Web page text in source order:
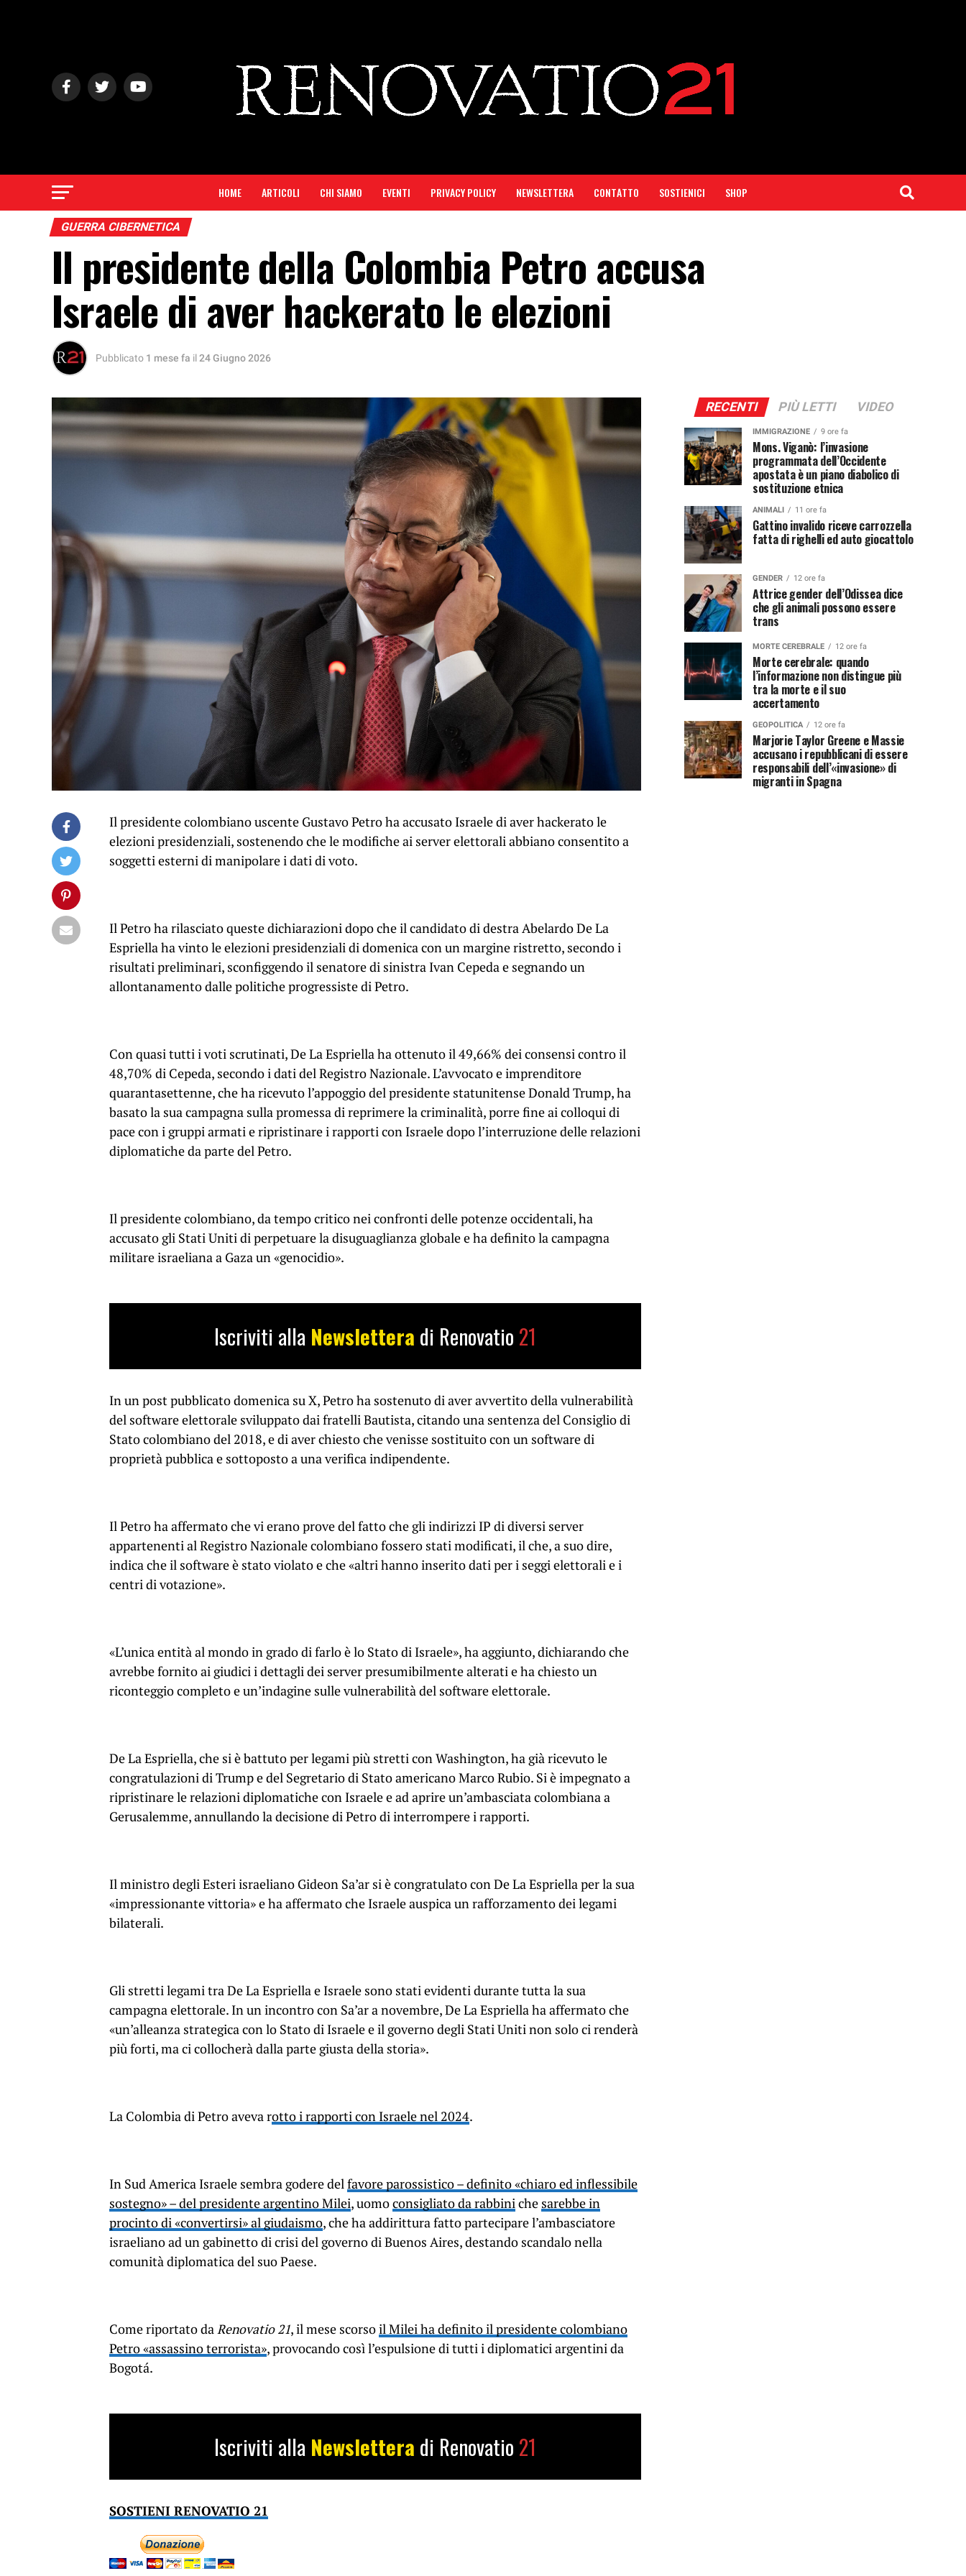
HOME ARTICOLI CHI SIAMO EVENTI PRIVACY POLICY NEWSLETTERA CONTATTO SOSTIENICI SHOP
GUERRA CIBERNETICA
Il presidente della Colombia Petro accusa
Israele di aver hackerato le elezioni
Pubblicato 1 mese fa il24 Giugno 2026
Il presidente colombiano uscente Gustavo Petro ha accusato Israele di aver hackerato le
elezioni presidenziali, sostenendo che le modifiche ai server elettorali abbiano consentito a
soggetti esterni di manipolare i dati di voto.
Il Petro ha rilasciato queste dichiarazioni dopo che il candidato di destra Abelardo De La
Espriella ha vinto le elezioni presidenziali di domenica con un margine ristretto, secondo i
risultati preliminari, sconfiggendo il senatore di sinistra Ivan Cepeda e segnando un
allontanamento dalle politiche progressiste di Petro.
Con quasi tutti i voti scrutinati, De La Espriella ha ottenuto il 49,66% dei consensi contro il
48,70% di Cepeda, secondo i dati del Registro Nazionale. L’avvocato e imprenditore
quarantasettenne, che ha ricevuto l’appoggio del presidente statunitense Donald Trump, ha
basato la sua campagna sulla promessa di reprimere la criminalità, porre fine ai colloqui di
pace con i gruppi armati e ripristinare i rapporti con Israele dopo l’interruzione delle relazioni
diplomatiche da parte del Petro.
Il presidente colombiano, da tempo critico nei confronti delle potenze occidentali, ha
accusato gli Stati Uniti di perpetuare la disuguaglianza globale e ha definito la campagna
militare israeliana a Gaza un «genocidio».
Iscriviti alla Newslettera di Renovatio 21
In un post pubblicato domenica su X, Petro ha sostenuto di aver avvertito della vulnerabilità
del software elettorale sviluppato dai fratelli Bautista, citando una sentenza del Consiglio di
Stato colombiano del 2018, e di aver chiesto che venisse sostituito con un software di
proprietà pubblica e sottoposto a una verifica indipendente.
Il Petro ha affermato che vi erano prove del fatto che gli indirizzi IP di diversi server
appartenenti al Registro Nazionale colombiano fossero stati modificati, il che, a suo dire,
indica che il software è stato violato e che «altri hanno inserito dati per i seggi elettorali e i
centri di votazione».
«L’unica entità al mondo in grado di farlo è lo Stato di Israele», ha aggiunto, dichiarando che
avrebbe fornito ai giudici i dettagli dei server presumibilmente alterati e ha chiesto un
riconteggio completo e un’indagine sulle vulnerabilità del software elettorale.
De La Espriella, che si è battuto per legami più stretti con Washington, ha già ricevuto le
congratulazioni di Trump e del Segretario di Stato americano Marco Rubio. Si è impegnato a
ripristinare le relazioni diplomatiche con Israele e ad aprire un’ambasciata colombiana a
Gerusalemme, annullando la decisione di Petro di interrompere i rapporti.
Il ministro degli Esteri israeliano Gideon Sa’ar si è congratulato con De La Espriella per la sua
«impressionante vittoria» e ha affermato che Israele auspica un rafforzamento dei legami
bilaterali.
Gli stretti legami tra De La Espriella e Israele sono stati evidenti durante tutta la sua
campagna elettorale. In un incontro con Sa’ar a novembre, De La Espriella ha affermato che
«un’alleanza strategica con lo Stato di Israele e il governo degli Stati Uniti non solo ci renderà
più forti, ma ci collocherà dalla parte giusta della storia».
La Colombia di Petro aveva rotto i rapporti con Israele nel 2024.
In Sud America Israele sembra godere delfavore parossistico – definito «chiaro ed inflessibile
sostegno» – del presidente argentino Milei, uomoconsigliato da rabbiniche sarebbe in
procinto di «convertirsi» al giudaismo, che ha addirittura fatto partecipare l’ambasciatore
israeliano ad un gabinetto di crisi del governo di Buenos Aires, destando scandalo nella
comunità diplomatica del suo Paese.
Come riportato daRenovatio 21, il mese scorsoil Milei ha definito il presidente colombiano
Petro «assassino terrorista», provocando così l’espulsione di tutti i diplomatici argentini da
Bogotá.
Iscriviti alla Newslettera di Renovatio 21
SOSTIENI RENOVATIO 21
RECENTI PIÙ LETTI VIDEO
IMMIGRAZIONE 9 ore fa
Mons. Viganò: l’invasione
programmata dell’Occidente
apostata è un piano diabolico di
sostituzione etnica
ANIMALI 11 ore fa
Gattino invalido riceve carrozzella
fatta di righelli ed auto giocattolo
GENDER 12 ore fa
Attrice gender dell’Odissea dice
che gli animali possono essere
trans
MORTE CEREBRALE 12 ore fa
Morte cerebrale: quando
l’informazione non distingue più
tra la morte e il suo
accertamento
GEOPOLITICA 12 ore fa
Marjorie Taylor Greene e Massie
accusano i repubblicani di essere
responsabili dell’«invasione» di
migranti in Spagna